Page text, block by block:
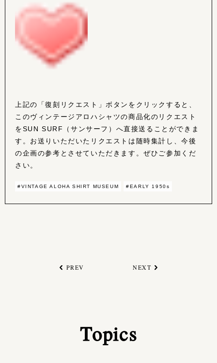
上記の「復刻リクエスト」ボタンをクリックすると、
このヴィンテージアロハシャツの商品化のリクエスト
をSUN SURF（サンサーフ）へ直接送ることができま
す。お送りいただいたリクエストは随時集計し、今後
の企画の参考とさせていただきます。ぜひご参加くだ
さい。
#VINTAGE ALOHA SHIRT MUSEUM #EARLY 1950s
PREV NEXT
Topics